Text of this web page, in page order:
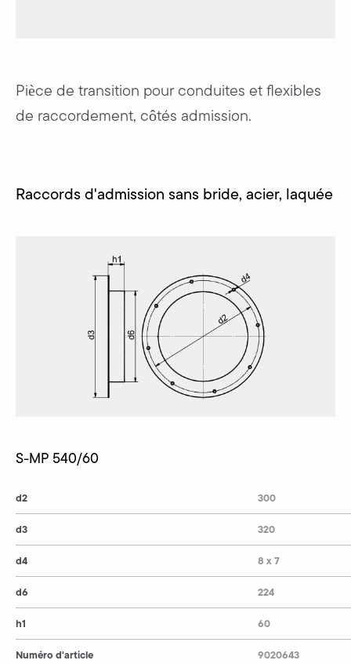
Pièce de transition pour conduites et flexibles
de raccordement, côtés admission.
Raccords d'admission sans bride, acier, laquée
S-MP 540/60
d2
d3
d4
d6
h1
Numéro d'article
300
320
8 x 7
224
60
9020643